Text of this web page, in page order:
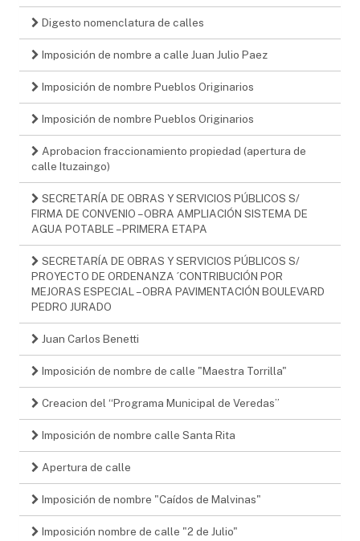
Digesto nomenclatura de calles
Imposición de nombre a calle Juan Julio Paez
Imposición de nombre Pueblos Originarios
Imposición de nombre Pueblos Originarios
Aprobacion fraccionamiento propiedad (apertura de
calle Ituzaingo)
SECRETARÍA DE OBRAS Y SERVICIOS PÚBLICOS S/
FIRMA DE CONVENIO – OBRA AMPLIACIÓN SISTEMA DE
AGUA POTABLE – PRIMERA ETAPA
SECRETARÍA DE OBRAS Y SERVICIOS PÚBLICOS S/
PROYECTO DE ORDENANZA ´CONTRIBUCIÓN POR
MEJORAS ESPECIAL – OBRA PAVIMENTACIÓN BOULEVARD
PEDRO JURADO
Juan Carlos Benetti
Imposición de nombre de calle "Maestra Torrilla"
Creacion del “Programa Municipal de Veredas”
Imposición de nombre calle Santa Rita
Apertura de calle
Imposición de nombre "Caídos de Malvinas"
Imposición nombre de calle "2 de Julio"